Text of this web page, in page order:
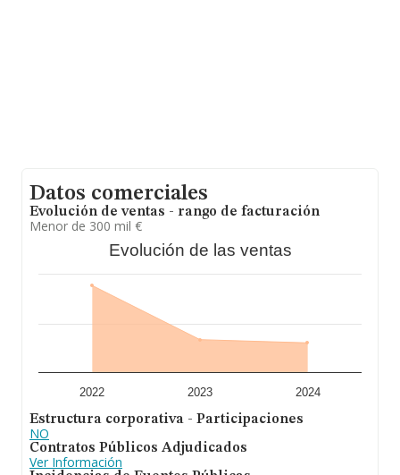
Datos comerciales
Evolución de ventas - rango de facturación
Menor de 300 mil €
Evolución de las ventas
2022 2023 2024
Estructura corporativa - Participaciones
NO
Contratos Públicos Adjudicados
Ver Información